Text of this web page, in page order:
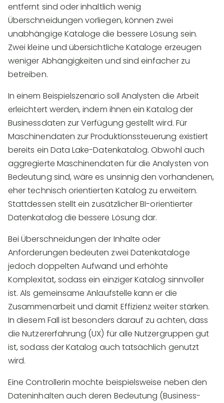
entfernt sind oder inhaltlich wenig
Überschneidungen vorliegen, können zwei
unabhängige Kataloge die bessere Lösung sein.
Zwei kleine und übersichtliche Kataloge erzeugen
weniger Abhängigkeiten und sind einfacher zu
betreiben.
In einem Beispielszenario soll Analysten die Arbeit
erleichtert werden, indem ihnen ein Katalog der
Businessdaten zur Verfügung gestellt wird. Für
Maschinendaten zur Produktionssteuerung existiert
bereits ein Data Lake-Datenkatalog. Obwohl auch
aggregierte Maschinendaten für die Analysten von
Bedeutung sind, wäre es unsinnig den vorhandenen,
eher technisch orientierten Katalog zu erweitern.
Stattdessen stellt ein zusätzlicher BI-orientierter
Datenkatalog die bessere Lösung dar.
Bei Überschneidungen der Inhalte oder
Anforderungen bedeuten zwei Datenkataloge
jedoch doppelten Aufwand und erhöhte
Komplexität, sodass ein einziger Katalog sinnvoller
ist. Als gemeinsame Anlaufstelle kann er die
Zusammenarbeit und damit Effizienz weiter stärken.
In diesem Fall ist besonders darauf zu achten, dass
die Nutzererfahrung (UX) für alle Nutzergruppen gut
ist, sodass der Katalog auch tatsächlich genutzt
wird.
Eine Controllerin möchte beispielsweise neben den
Dateninhalten auch deren Bedeutung (Business-